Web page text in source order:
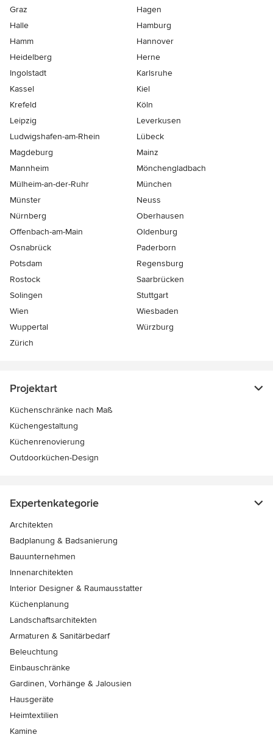
Graz
Hagen
Halle
Hamburg
Hamm
Hannover
Heidelberg
Herne
Ingolstadt
Karlsruhe
Kassel
Kiel
Krefeld
Köln
Leipzig
Leverkusen
Ludwigshafen-am-Rhein
Lübeck
Magdeburg
Mainz
Mannheim
Mönchen­gladbach
Mülheim-an-der-Ruhr
München
Münster
Neuss
Nürnberg
Oberhausen
Offenbach-am-Main
Oldenburg
Osnabrück
Paderborn
Potsdam
Regensburg
Rostock
Saarbrücken
Solingen
Stuttgart
Wien
Wiesbaden
Wuppertal
Würzburg
Zürich
Projektart
Küchenschränke nach Maß
Küchengestaltung
Küchenrenovierung
Outdoorküchen-Design
Expertenkategorie
Architekten
Badplanung & Badsanierung
Bauunternehmen
Innenarchitekten
Interior Designer & Raumausstatter
Küchenplanung
Landschaftsarchitekten
Armaturen & Sanitärbedarf
Beleuchtung
Einbauschränke
Gardinen, Vorhänge & Jalousien
Hausgeräte
Heimtextilien
Kamine